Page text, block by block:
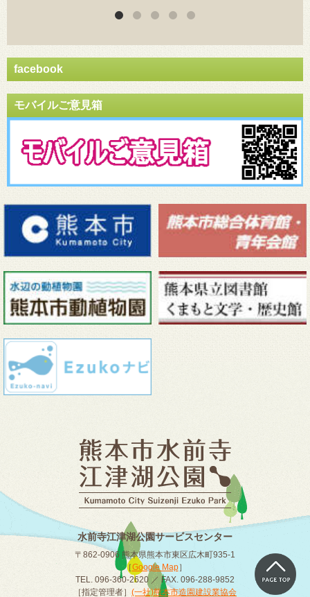
facebook
モバイルご意見箱
水前寺江津湖公園サービスセンター
〒862-0906 熊本県熊本市東区広木町935-1
［Google Map］
TEL. 096-360-2620 ／ FAX. 096-288-9852
［指定管理者］ (一社)熊本市造園建設業協会